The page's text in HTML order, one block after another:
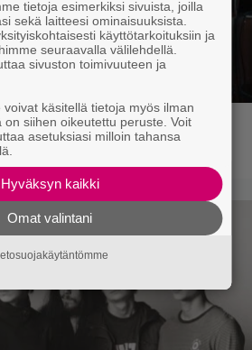
Remu Aaltosen
tietoja esimerkiksi sivuista, joilla
sekä laitteesi ominaisuuksista.
käyttötarkoituksiin ja
seuraavalla välilehdellä.
sivuston toimivuuteen ja
käsitellä tietoja myös ilman
on siihen oikeutettu peruste. Voit
asetuksiasi milloin tahansa
Hyväksyn kaikki
Omat valintani